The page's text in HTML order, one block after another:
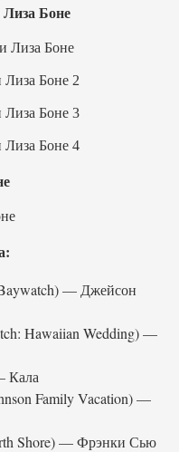
Боне
— Джейсон
Hawaiian Wedding) —
Кала
Family Vacation) —
Shore) — Фрэнки Сью